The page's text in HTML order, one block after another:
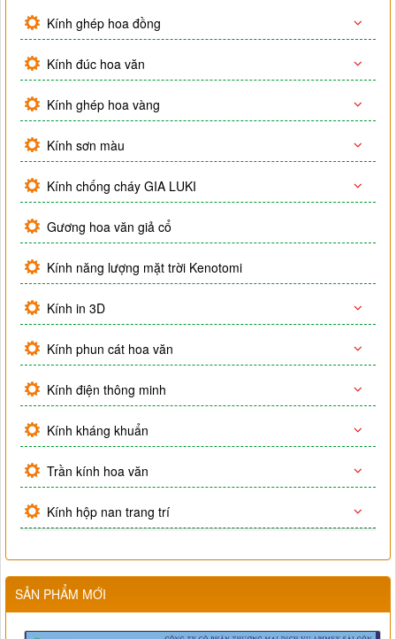
Kính ghép hoa đồng
Kính đúc hoa văn
Kính ghép hoa vàng
Kính sơn màu
Kính chống cháy GIA LUKI
Gương hoa văn giả cổ
Kính năng lượng mặt trời Kenotomi
Kính in 3D
Kính phun cát hoa văn
Kính điện thông minh
Kính kháng khuẩn
Trần kính hoa văn
Kính hộp nan trang trí
SẢN PHẨM MỚI